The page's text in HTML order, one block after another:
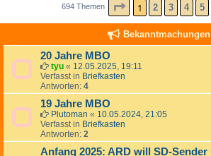
694 Themen SEITE1 VON28
1 2 3 4 5
Bekanntmachungen
20 Jahre MBO
tyu « 12.05.2025, 19:11
Verfasst in Briefkasten
Antworten: 4
19 Jahre MBO
Plutoman « 10.05.2024, 21:05
Verfasst in Briefkasten
Antworten: 2
Anfang 2025: ARD will SD-